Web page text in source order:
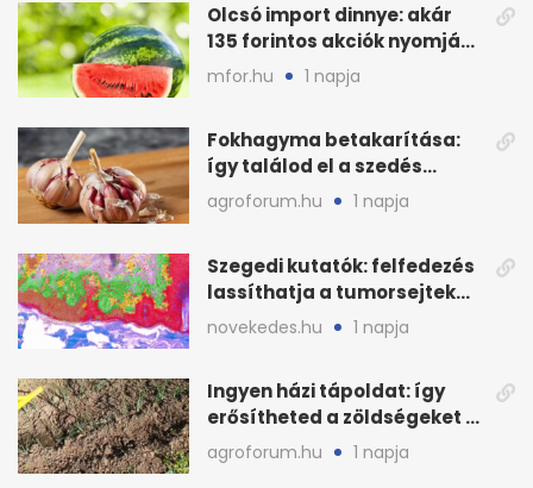
Olcsó import dinnye: akár
135 forintos akciók nyomják
le a piacot
mfor.hu 1 napja
Fokhagyma betakarítása:
így találod el a szedés
legjobb időpontját
agroforum.hu 1 napja
Szegedi kutatók: felfedezés
lassíthatja a tumorsejtek
terjedését
novekedes.hu 1 napja
Ingyen házi tápoldat: így
erősítheted a zöldségeket a
hőhullám után
agroforum.hu 1 napja